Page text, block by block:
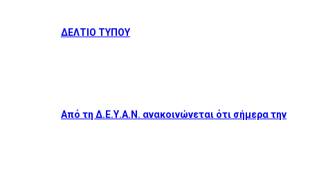
ΔΕΛΤΙΟ ΤΥΠΟΥ
Από τη Δ.Ε.Υ.Α.Ν. ανακοινώνεται ότι σήμερα την